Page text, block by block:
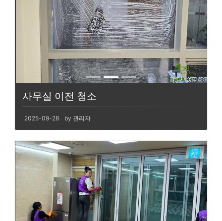
사무실 이전 청소
2025-09-28 by 관리자